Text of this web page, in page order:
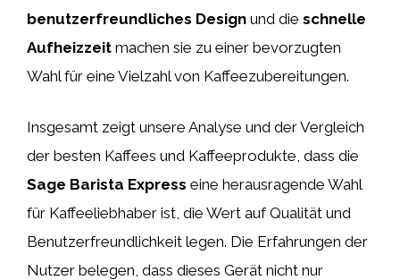
benutzerfreundliches Design und die schnelle
Aufheizzeit machen sie zu einer bevorzugten
Wahl für eine Vielzahl von Kaffeezubereitungen.
Insgesamt zeigt unsere Analyse und der Vergleich
der besten Kaffees und Kaffeeprodukte, dass die
Sage Barista Express eine herausragende Wahl
für Kaffeeliebhaber ist, die Wert auf Qualität und
Benutzerfreundlichkeit legen. Die Erfahrungen der
Nutzer belegen, dass dieses Gerät nicht nur